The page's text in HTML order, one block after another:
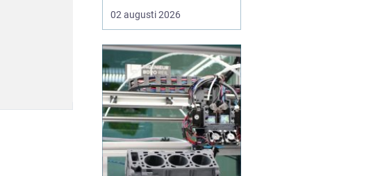
spänningar, oro och
trötthet som inte går att
Många börjar då söka
efter metoder som kan
skapa lugn på djupet,
inte bara i tankarna utan
också i kroppen. I den
sökn...
02 augusti 2026